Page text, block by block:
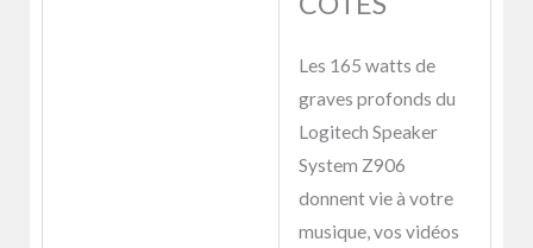
Les 165 watts de
graves profonds du
Logitech Speaker
System Z906
donnent vie à votre
musique, vos vidéos